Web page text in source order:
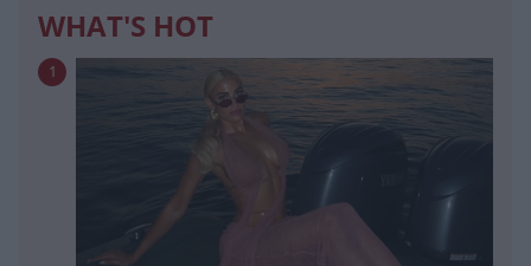
WHAT'S HOT
1